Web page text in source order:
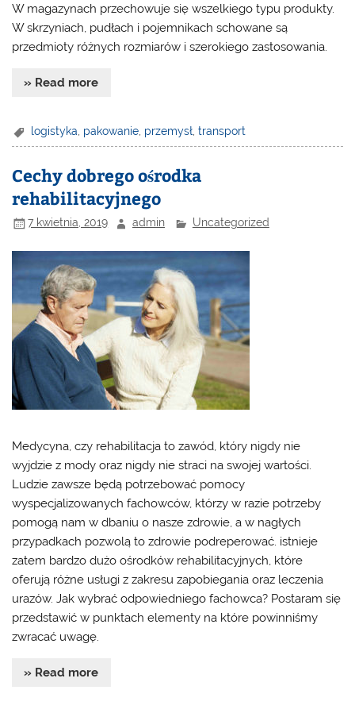
W magazynach przechowuje się wszelkiego typu produkty.
W skrzyniach, pudłach i pojemnikach schowane są
przedmioty różnych rozmiarów i szerokiego zastosowania.
» Read more
logistyka pakowanie przemysł ,transport
Cechy dobrego ośrodka
rehabilitacyjnego
7 kwietnia, 2019 admin Uncategorized
Medycyna, czy rehabilitacja to zawód, który nigdy nie
wyjdzie z mody oraz nigdy nie straci na swojej wartości.
Ludzie zawsze będą potrzebować pomocy
wyspecjalizowanych fachowców, którzy w razie potrzeby
pomogą nam w dbaniu o nasze zdrowie, a w nagłych
przypadkach pozwolą to zdrowie podreperować. istnieje
zatem bardzo dużo ośrodków rehabilitacyjnych, które
oferują różne usługi z zakresu zapobiegania oraz leczenia
urazów. Jak wybrać odpowiedniego fachowca? Postaram się
przedstawić w punktach elementy na które powinniśmy
zwracać uwagę.
» Read more